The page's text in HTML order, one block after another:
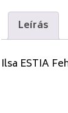
Leírás
Ilsa ESTIA